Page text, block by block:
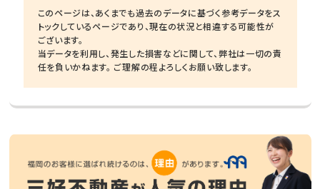
このページは、あくまでも過去のデータに基づく参考データをス
トックしているページであり、現在の状況と相違する可能性が
ございます。
当データを利用し、発生した損害などに関して、弊社は一切の責
任を負いかねます。 ご理解の程よろしくお願い致します。